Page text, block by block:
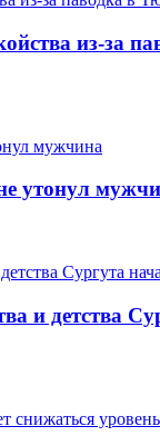
из-за
утонул
и детства